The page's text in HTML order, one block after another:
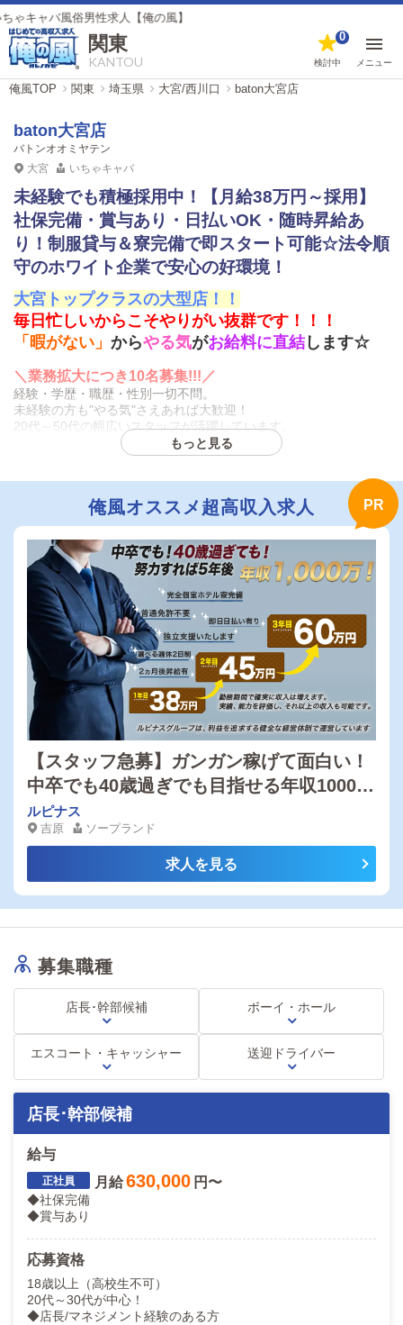
男性求人【俺の風】
関東
KANTOU 検討中
0
メニュー
俺風TOP 関東 埼玉県 大宮/西川口 baton大宮店
baton大宮店
バトンオオミヤテン
大宮
いちゃキャバ
未経験でも積極採用中！【月給38万円～採用】
社保完備・賞与あり・日払いOK・随時昇給あ
り！制服貸与＆寮完備で即スタート可能☆法令順
守のホワイト企業で安心の好環境！
大宮トップクラスの大型店！！
毎日忙しいからこそやりがい抜群です！！！
「暇がない」 からやる気がお給料に直結 します☆
＼業務拡大につき10名募集!!!／
経験・学歴・職歴・性別一切不問。
未経験の方も"やる気"さえあれば大歓迎！
20代～50代の幅広いスタッフが活躍しています。
★★━━━━━━━━━━★★
遠方の方でも即入社、即スタート可能です！！
①社会保険完備
②交通費全額支給（上限なし！）
③即日入居可な寮完備（初期費用なし！）
④制服貸与
⑤日払い対応可（条件なしで急な出費も安心！）
⑥賞与あり
⑦大型連休あり（夏季/冬季）
そのほか
★★━━━━━━━━━━★★
《ライフスタイルに合わせて働ける！》
『完全週休1～2日』で選んでいただけます。
ガッツリ稼ぎたい方向け
【正社員】 月給380,000円～ （週休1日）
◆プライベート優先の方向け
【準社員】 月給280,000円～
未経験の方は研修期間を設けています。
先輩スタッフが仕事ができるまで丁寧にサポートしていき
ます。
やる気さえあれば昇給・昇格可能！
着実にキャリアアップを目指していただけます。
研修社員：月給30万円からスタート（1ヵ月）
主任：月給41万円＋歩合
サブマネージャー：月給43万円＋歩合
マネージャー：月給48万円＋歩合
チーフマネージャ：月給53万円＋歩合
ヘッドマネージャー：月給58万円＋歩合
【ウェイターから平均月給43万円前後可能！！！】
ほか
①女の子を入店させたら5～10万円
③店舗月間売上達成にて歩合発生！！
など...しっかりとお給料にプラスさせていただきます！！
ーーーーーーーーーーーー
☆アルバイト＆ドライバー歓迎☆
もっと見る
俺風オススメ超高収入求人
【スタッフ急募】ガンガン稼げて面白い！
中卒でも40歳過ぎでも目指せる年収1000
万！免許不要・個室ホテル寮完備！未経験
や女性からのご応募も大歓迎！
ルピナス
吉原 ソープランド
求人を見る
募集職種
店長･幹部候補 ボーイ・ホール
エスコート・キャッシャー 送迎ドライバー
店長･幹部候補
給与
月給630,000 円〜
◆社保完備
◆賞与あり
応募資格
18歳以上（高校生不可）
20代～30代が中心！
◆店長/マネジメント経験のある方